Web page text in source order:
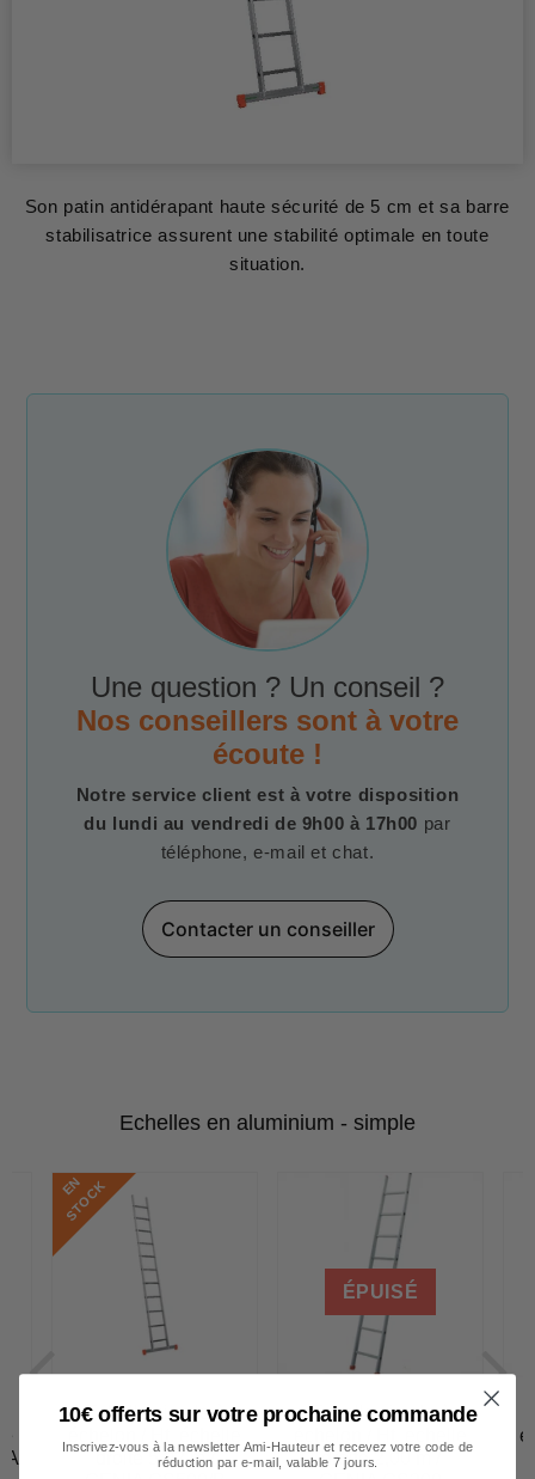
Son patin antidérapant haute sécurité de 5 cm et sa barre
stabilisatrice assurent une stabilité optimale en toute
situation.
Une question ? Un conseil ?
Nos conseillers sont à votre
écoute !
Notre service client est à votre disposition
du lundi au vendredi de 9h00 à 17h00 par
téléphone, e-mail et chat.
Contacter un conseiller
Echelles en aluminium - simple
E
N
S
T
O
C
K
Echelle simple à
droite 5,02 m /
ÉPUISÉ
Echelle simple à
droite 2,00 m /
10€ offerts sur votre prochaine commande
Inscrivez-vous à la newsletter Ami-Hauteur et recevez votre code de
réduction par e-mail, valable 7 jours.